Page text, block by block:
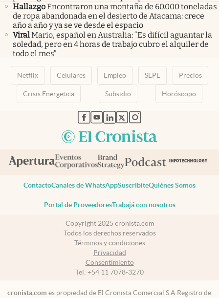
HallazgoEncontraron una montaña de 60.000 toneladas
de ropa abandonada en el desierto de Atacama: crece
año a año y ya se ve desde el espacio
ViralMario, español en Australia: “Es difícil aguantar la
soledad, pero en 4 horas de trabajo cubro el alquiler de
todo el mes”
Netflix Celulares Empleo SEPE Precios
Crisis Energetica Subsidio Horóscopo
abre en nueva pestaña
abre en nueva pestaña
abre en nueva pestaña
abre en nueva pestaña
abre en nueva pestaña
ContactoCanales de WhatsAppSuscribiteQuiénes Somos
Portal de ProveedoresTrabajá con nosotros
Copyright 2025 cronista.com
Todos los derechos reservados
Términos y condiciones
Privacidad
Consentimiento
Tel: +54 11 7078-3270
cronista.com es propiedad de El Cronista Comercial S.A Registro de